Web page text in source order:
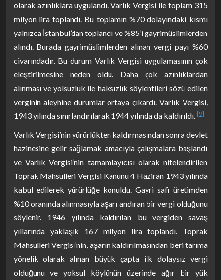
olarak azınlıklara uygulandı. Varlık Vergisi ile toplam 315
milyon lira toplandı. Bu toplamın %70 dolayındaki kısmı
yalnızca İstanbul’dan toplandı ve %85’i gayrimüslimlerden
alındı. Burada gayrimüslimlerden alınan vergi payı %60
civarındadır. Bu durum Varlık Vergisi uygulamasının çok
eleştirilmesine neden oldu. Daha çok azınlıklardan
alınması ve yolsuzluk ile haksızlık söylentileri sözü edilen
verginin aleyhine durumlar ortaya çıkardı. Varlık Vergisi,
1943 yılında sınırlandırılarak 1944 yılında da kaldırıldı. [9]
Varlık Vergisi’nin yürürlükten kaldırmasından sonra devlet
hazinesine gelir sağlamak amacıyla çalışmalara başlandı
ve Varlık Vergisi’nin tamamlayıcısı olarak nitelendirilen
Toprak Mahsulleri Vergisi Kanunu 4 Haziran 1943 yılında
kabul edilerek yürürlüğe konuldu. Gayri safi üretimden
%10 oranında alınmasıyla aşarı andıran bir vergi olduğunu
söylenir. 1946 yılında kaldırılan bu vergiden savaş
yıllarında yaklaşık 167 milyon lira toplandı. Toprak
Mahsulleri Vergisi’nin, aşarın kaldırılmasından beri tarıma
yönelik olarak alınan büyük çapta ilk dolaysız vergi
olduğunu ve yoksul köylünün üzerinde ağır bir yük